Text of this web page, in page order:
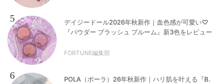
5
デイジードール2026年秋新作｜血色感が可愛い♡
『パウダー ブラッシュ ブルーム』新3色をレビュー
FORTUNE編集部
6
POLA（ポーラ）26年秋新作｜ハリ肌を叶える『B.